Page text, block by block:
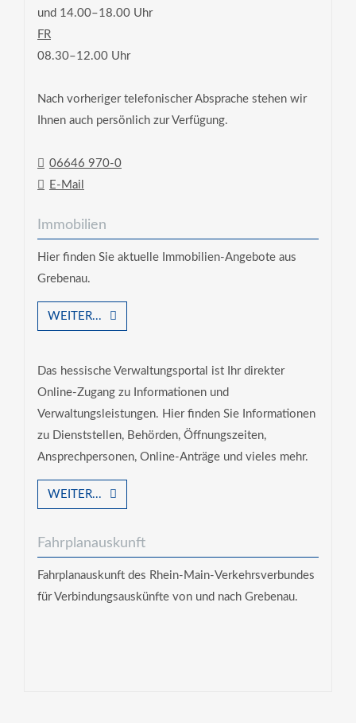
und 14.00–18.00 Uhr
FR
08.30–12.00 Uhr
Nach vorheriger telefonischer Absprache stehen wir
Ihnen auch persönlich zur Verfügung.
06646 970-0
E-Mail
Immobilien
Hier finden Sie aktuelle Immobilien-Angebote aus
Grebenau.
WEITER...
Das hessische Verwaltungsportal ist Ihr direkter
Online-Zugang zu Informationen und
Verwaltungsleistungen. Hier finden Sie Informationen
zu Dienststellen, Behörden, Öffnungszeiten,
Ansprechpersonen, Online-Anträge und vieles mehr.
WEITER...
Fahrplanauskunft
Fahrplanauskunft des Rhein-Main-Verkehrsverbundes
für Verbindungsauskünfte von und nach Grebenau.